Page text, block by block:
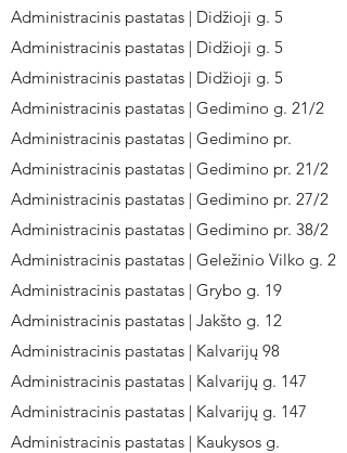
Administracinis pastatas | Didžioji g. 5
Administracinis pastatas | Didžioji g. 5
Administracinis pastatas | Didžioji g. 5
Administracinis pastatas | Gedimino g. 21/2
Administracinis pastatas | Gedimino pr.
Administracinis pastatas | Gedimino pr. 21/2
Administracinis pastatas | Gedimino pr. 27/2
Administracinis pastatas | Gedimino pr. 38/2
Administracinis pastatas | Geležinio Vilko g. 2
Administracinis pastatas | Grybo g. 19
Administracinis pastatas | Jakšto g. 12
Administracinis pastatas | Kalvarijų 98
Administracinis pastatas | Kalvarijų g. 147
Administracinis pastatas | Kalvarijų g. 147
Administracinis pastatas | Kaukysos g.